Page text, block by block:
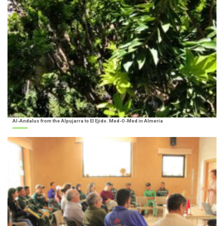
Al-Andalus from the Alpujarra to El Ejido. Med-O-Med in Almería